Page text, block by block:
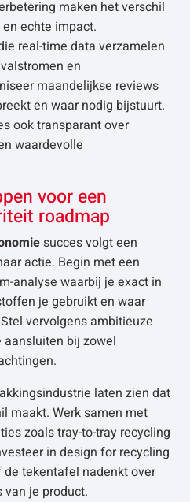
maken het verschil
echte impact.
real-time data verzamelen
en
maandelijkse reviews
en waar nodig bijstuurt.
ook transparant over
waardevolle
voor een
roadmap
succes volgt een
actie. Begin met een
analyse waarbij je exact in
je gebruikt en waar
vervolgens ambitieuze
bij zowel
laten zien dat
maakt. Werk samen met
zoals tray-to-tray recycling
in design for recycling
tekentafel nadenkt over
je product.